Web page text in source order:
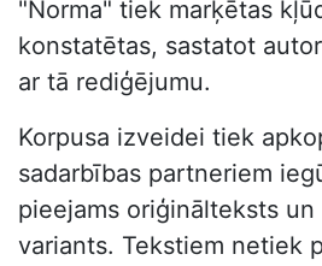
"Norma" tiek marķētas
konstatētas, sastatot
ar tā rediģējumu.
Korpusa izveidei tiek
sadarbības partneriem
pieejams oriģinālteksts
variants. Tekstiem netiek